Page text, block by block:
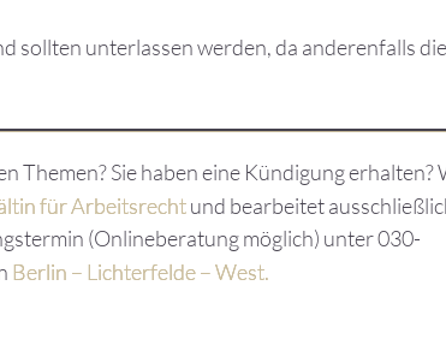
sollten unterlassen werden, da anderenfalls die
Themen? Sie haben eine Kündigung erhalten?
für Arbeitsrechtund bearbeitet
(Onlineberatung möglich) unter 030-
Berlin – Lichterfelde – West.